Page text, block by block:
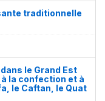
traditionnelle
le Grand Est
la confection et à
le Caftan, le Quat